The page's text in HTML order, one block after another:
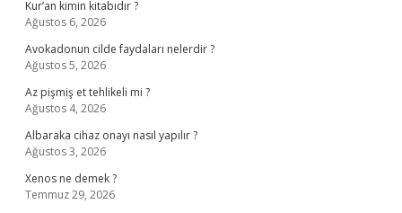
Kur’an kimin kitabıdır ?
Ağustos 6, 2026
Avokadonun cilde faydaları nelerdir ?
Ağustos 5, 2026
Az pişmiş et tehlikeli mi ?
Ağustos 4, 2026
Albaraka cihaz onayı nasıl yapılır ?
Ağustos 3, 2026
Xenos ne demek ?
Temmuz 29, 2026